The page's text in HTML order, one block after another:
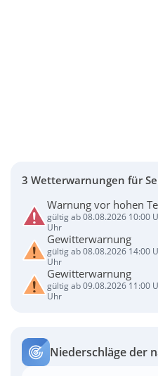
3 Wetterwarnungen für
Warnung vor hohen
gültig ab 08.08.2026 10:00
Uhr
Gewitterwarnung
gültig ab 08.08.2026 14:00
Uhr
Gewitterwarnung
gültig ab 09.08.2026 11:00
Uhr
Niederschläge der